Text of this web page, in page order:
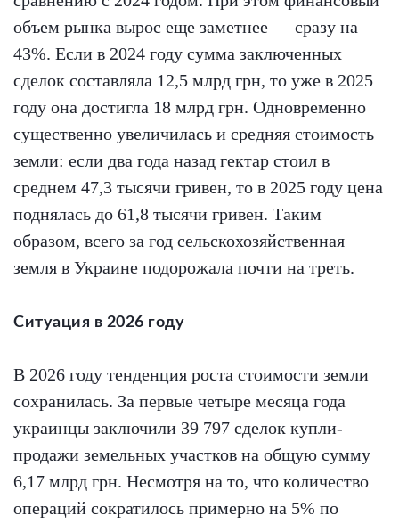
объем рынка вырос еще заметнее — сразу на
43%. Если в 2024 году сумма заключенных
сделок составляла 12,5 млрд грн, то уже в 2025
году она достигла 18 млрд грн. Одновременно
существенно увеличилась и средняя стоимость
земли: если два года назад гектар стоил в
среднем 47,3 тысячи гривен, то в 2025 году цена
поднялась до 61,8 тысячи гривен. Таким
образом, всего за год сельскохозяйственная
земля в Украине подорожала почти на треть.
Ситуация в 2026 году
В 2026 году тенденция роста стоимости земли
сохранилась. За первые четыре месяца года
украинцы заключили 39 797 сделок купли-
продажи земельных участков на общую сумму
6,17 млрд грн. Несмотря на то, что количество
операций сократилось примерно на 5% по